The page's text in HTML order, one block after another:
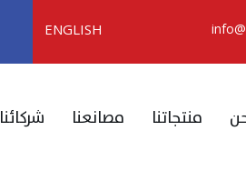
ENGLISH
منتجاتنا مصانعنا شركائنا